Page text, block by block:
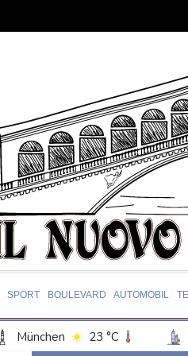
SPORT BOULEVARD AUTOMOBIL
München 23 °C